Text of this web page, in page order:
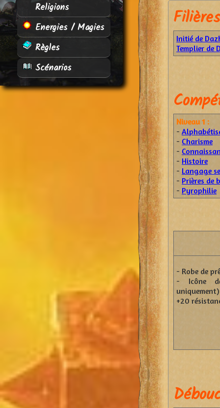
Religions
Energies / Magies
Règles
Scénarios
Initié de
Templier de
Niveau 1 :
-
- Charisme
-
- Histoire
- Langage
- Prières de
- Pyrophilie
- Robe de
- Icône
+20